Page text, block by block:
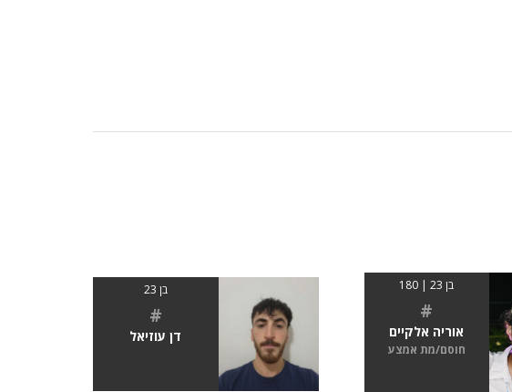
בן 23 | 180
#
אוריה אלקיים
חוסם/מת אמצע
בן 23
#
דן עוזיאל